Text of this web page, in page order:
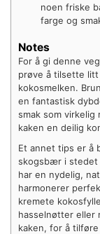
noen friske
farge og
Notes
For å gi denne
prøve å tilsette
kokosmelken.
en fantastisk
smak som
kaken en deilig
Et annet tips er å
skogsbær i
har en nydelig,
harmonerer
kremete
hasselnøtter eller
kaken, for å